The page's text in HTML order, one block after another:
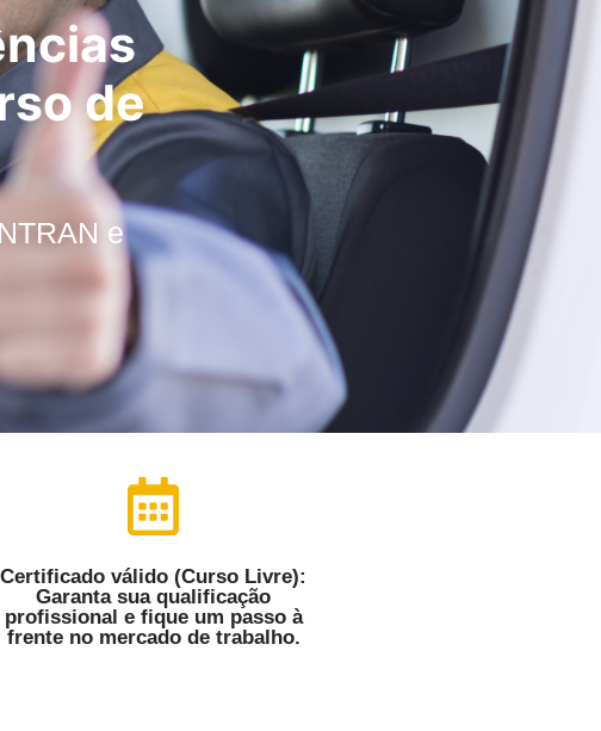
de
e
Certificado válido (Curso Livre):
Garanta sua qualificação
profissional e fique um passo à
frente no mercado de trabalho.